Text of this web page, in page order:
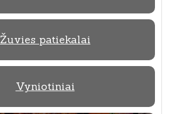
Žuvies patiekalai
Vyniotiniai